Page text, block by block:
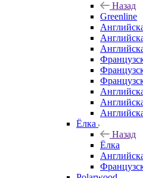
Назад
Greenline
Ёлка
Назад
Ёлка